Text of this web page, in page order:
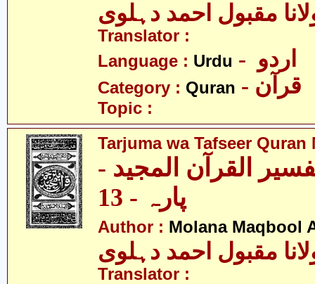
مقبول احمد دہلوی
Translator :
Language : Urdu
Category : Quran - قرآن
Topic :
Tarjuma wa Tafseer Quran
القرآن المجید -
پارہ - 13
Author : Molana Maqbool
مقبول احمد دہلوی
Translator :